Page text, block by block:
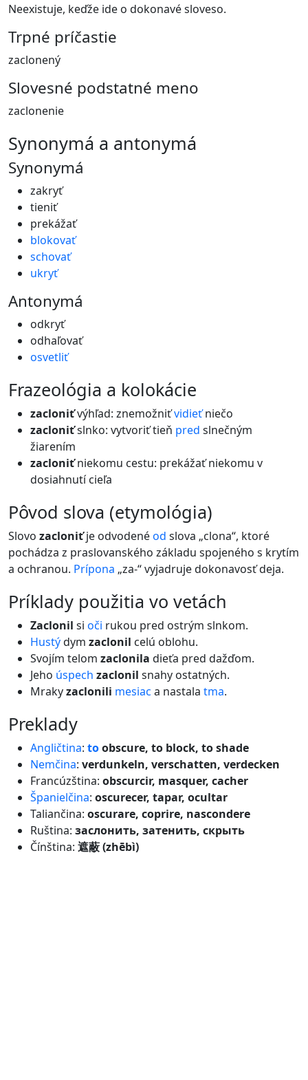
Neexistuje, keďže ide o dokonavé sloveso.
Trpné príčastie
zaclonený
Slovesné podstatné meno
zaclonenie
synonymá a antonymá
Synonymá
zakryť
tieniť
prekážať
blokovať
schovať
ukryť
Antonymá
odkryť
odhaľovať
osvetliť
frazeológia a kolokácie
zacloniťvýhľad: znemožniťvidieťniečo
zacloniťslnko: vytvoriť tieň pred slnečným
žiarením
zacloniťniekomu cestu: prekážať niekomu v
dosiahnutí cieľa
pôvod slova (etymológia)
Slovo zacloniťje odvodenéod slova „clona“, ktoré
pochádza z praslovanského základu spojeného s krytím
a ochranou. Prípona „za-“ vyjadruje dokonavosť deja.
príklady použitia vo vetách
Zaclonil si oči rukou pred ostrým slnkom.
Hustýdym zaclonil celú oblohu.
Svojím telom zaclonila dieťa pred dažďom.
Jeho úspech zaclonil snahy ostatných.
Mrakyzaclonili mesiac a nastala tma.
preklady
Angličtina: toobscure, to block, to shade
Nemčina: verdunkeln, verschatten, verdecken
Francúzština: obscurcir, masquer, cacher
Španielčina: oscurecer, tapar, ocultar
Taliančina: oscurare, coprire, nascondere
Ruština: заслонить, затенить, скрыть
Čínština: 遮蔽 (zhēbì)